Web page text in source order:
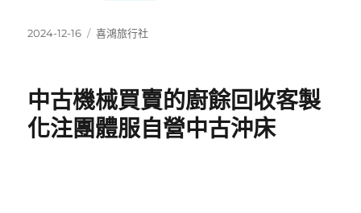
發
2024-12-16
分
喜鴻旅行社
中古機械買賣的廚餘回收客製
化注團體服自營中古沖床